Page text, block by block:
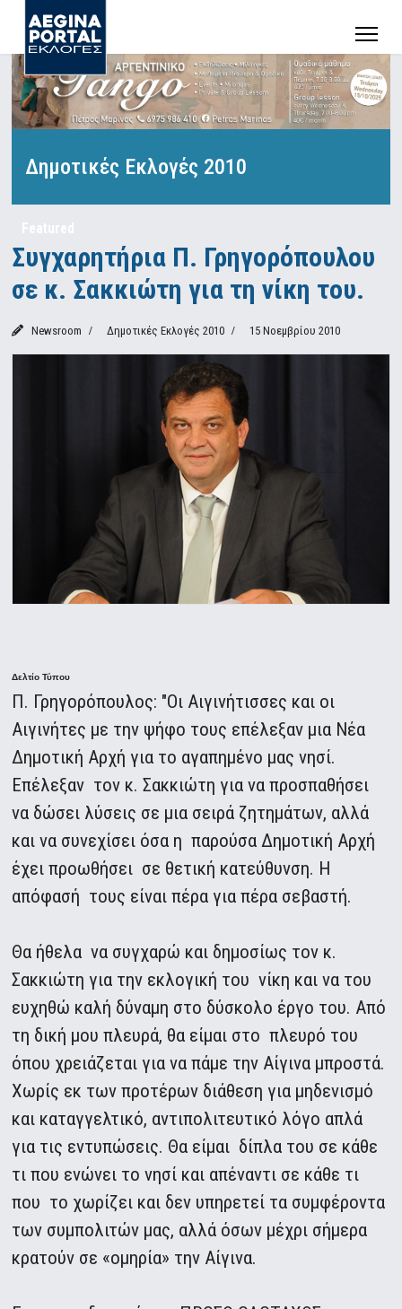
Δημοτικές Εκλογές 2010
Συγχαρητήρια Π. Γρηγορόπουλου
σε κ. Σακκιώτη για τη νίκη του.
Newsroom Δημοτικές Εκλογές 2010 15 Νοεμβρίου 2010
Δελτίο Τύπου
Π. Γρηγορόπουλος: "Οι Αιγινήτισσες και οι
Αιγινήτες με την ψήφο τους επέλεξαν μια Νέα
Δημοτική Αρχή για το αγαπημένο μας νησί.
Επέλεξαν τον κ. Σακκιώτη για να προσπαθήσει
να δώσει λύσεις σε μια σειρά ζητημάτων, αλλά
και να συνεχίσει όσα η παρούσα Δημοτική Αρχή
έχει προωθήσει σε θετική κατεύθυνση. Η
απόφασή τους είναι πέρα για πέρα σεβαστή.
Θα ήθελα να συγχαρώ και δημοσίως τον κ.
Σακκιώτη για την εκλογική του νίκη και να του
ευχηθώ καλή δύναμη στο δύσκολο έργο του. Από
τη δική μου πλευρά, θα είμαι στο πλευρό του
όπου χρειάζεται για να πάμε την Αίγινα μπροστά.
Χωρίς εκ των προτέρων διάθεση για μηδενισμό
και καταγγελτικό, αντιπολιτευτικό λόγο απλά
για τις εντυπώσεις. Θα είμαι δίπλα του σε κάθε
τι που ενώνει το νησί και απέναντι σε κάθε τι
που το χωρίζει και δεν υπηρετεί τα συμφέροντα
των συμπολιτών μας, αλλά όσων μέχρι σήμερα
κρατούν σε «ομηρία» την Αίγινα.